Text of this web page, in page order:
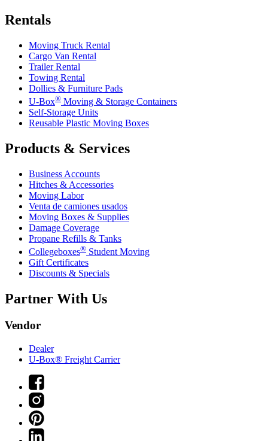
Rentals
Moving Truck Rental
Cargo Van Rental
Trailer Rental
Towing Rental
Dollies & Furniture Pads
U-Box® Moving & Storage Containers
Self-Storage Units
Reusable Plastic Moving Boxes
Products & Services
Business Accounts
Hitches & Accessories
Moving Labor
Venta de camiones usados
Moving Boxes & Supplies
Damage Coverage
Propane Refills & Tanks
Collegeboxes® Student Moving
Gift Certificates
Discounts & Specials
Partner With Us
Vendor
Dealer
U-Box® Freight Carrier